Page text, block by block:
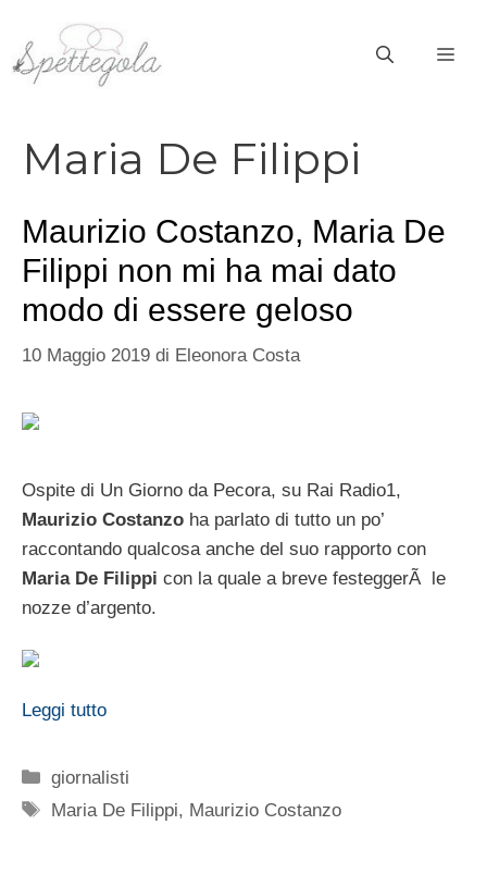
contenuto
Maria De Filippi
Maurizio Costanzo, Maria De
Filippi non mi ha mai dato
modo di essere geloso
10 Maggio 2019 di Eleonora Costa
Ospite di Un Giorno da Pecora, su Rai Radio1,
Maurizio Costanzo ha parlato di tutto un po’
raccontando qualcosa anche del suo rapporto con
Maria De Filippi con la quale a breve festeggerÃ le
nozze d’argento.
Leggi tutto
Categorie
giornalisti
Tag
Maria De Filippi, Maurizio Costanzo